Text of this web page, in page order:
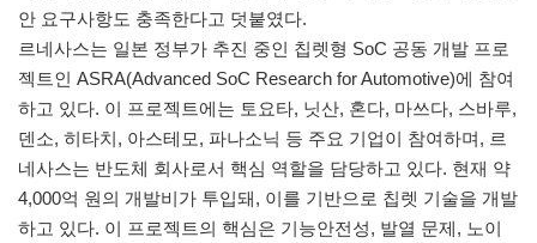
안 요구사항도 충족한다고 덧붙였다.
르네사스는 일본 정부가 추진 중인 칩렛형 SoC 공동 개발 프로
젝트인 ASRA(Advanced SoC Research for Automotive)에 참여
하고 있다. 이 프로젝트에는 토요타, 닛산, 혼다, 마쓰다, 스바루,
덴소, 히타치, 아스테모, 파나소닉 등 주요 기업이 참여하며, 르
네사스는 반도체 회사로서 핵심 역할을 담당하고 있다. 현재 약
4,000억 원의 개발비가 투입돼, 이를 기반으로 칩렛 기술을 개발
하고 있다. 이 프로젝트의 핵심은 기능안전성, 발열 문제, 노이